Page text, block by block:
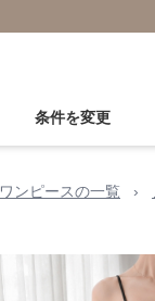
条件を変更
ワンピースの一覧 ›